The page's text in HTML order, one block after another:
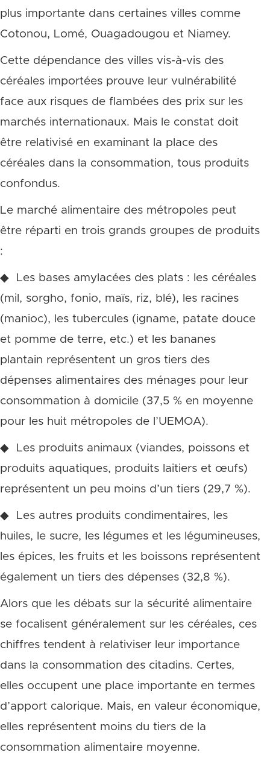
plus importante dans certaines villes comme
Cotonou, Lomé, Ouagadougou et Niamey.
Cette dépendance des villes vis-à-vis des
céréales importées prouve leur vulnérabilité
face aux risques de flambées des prix sur les
marchés internationaux. Mais le constat doit
être relativisé en examinant la place des
céréales dans la consommation, tous produits
confondus.
Le marché alimentaire des métropoles peut
être réparti en trois grands groupes de produits
:
◆ Les bases amylacées des plats : les céréales
(mil, sorgho, fonio, maïs, riz, blé), les racines
(manioc), les tubercules (igname, patate douce
et pomme de terre, etc.) et les bananes
plantain représentent un gros tiers des
dépenses alimentaires des ménages pour leur
consommation à domicile (37,5 % en moyenne
pour les huit métropoles de l’UEMOA).
◆ Les produits animaux (viandes, poissons et
produits aquatiques, produits laitiers et œufs)
représentent un peu moins d’un tiers (29,7 %).
◆ Les autres produits condimentaires, les
huiles, le sucre, les légumes et les légumineuses,
les épices, les fruits et les boissons représentent
également un tiers des dépenses (32,8 %).
Alors que les débats sur la sécurité alimentaire
se focalisent généralement sur les céréales, ces
chiffres tendent à relativiser leur importance
dans la consommation des citadins. Certes,
elles occupent une place importante en termes
d’apport calorique. Mais, en valeur économique,
elles représentent moins du tiers de la
consommation alimentaire moyenne.